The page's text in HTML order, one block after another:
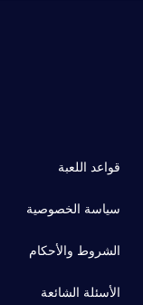
قواعد اللعبة
سياسة الخصوصية
الشروط والأحكام
الأسئلة الشائعة